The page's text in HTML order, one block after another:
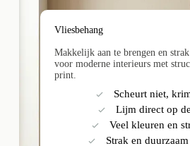
Vliesbehang
Makkelijk aan te brengen en
voor moderne interieurs met
print.
Scheurt niet,
Lijm direct op
Veel kleuren en
Strak en